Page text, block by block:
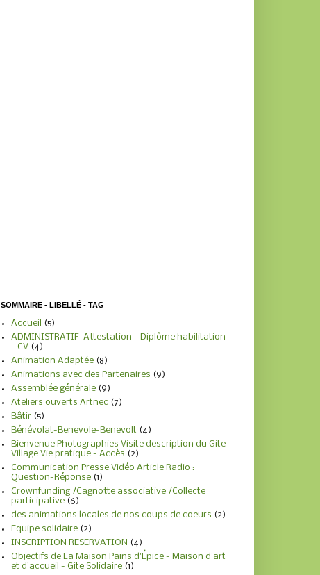
SOMMAIRE - LIBELLÉ - TAG
Accueil
(5)
ADMINISTRATIF-Attestation - Diplôme habilitation
- CV (4)
Animation Adaptée (8)
Animations avec des Partenaires (9)
Assemblée générale (9)
Ateliers ouverts Artnec (7)
Bâtir (5)
Bénévolat-Benevole-Benevolt (4)
Bienvenue Photographies Visite description du Gite
Village Vie pratique - Accès (2)
Communication Presse Vidéo Article Radio :
Question-Réponse (1)
Crownfunding /Cagnotte associative /Collecte
participative (6)
des animations locales de nos coups de coeurs (2)
Equipe solidaire (2)
INSCRIPTION RESERVATION (4)
Objectifs de La Maison Pains d'Épice - Maison d'art
et d'accueil - Gite Solidaire (1)